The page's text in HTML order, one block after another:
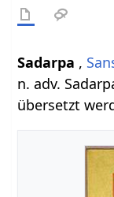
Sadarpa ,
n. adv.
übersetzt